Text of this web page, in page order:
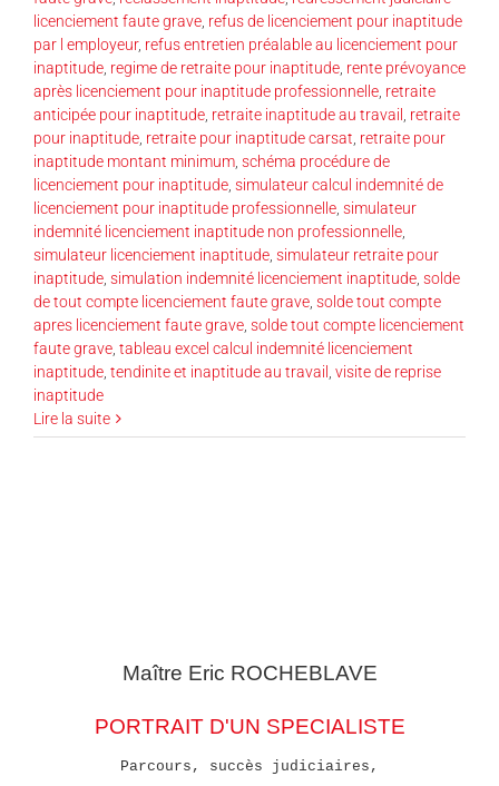
licenciement faute grave refus de licenciement pour inaptitude
par l employeur, refus entretien préalable au licenciement pour
inaptitude regime de retraite pour inaptitude rente prévoyance
après licenciement pour inaptitude professionnelle retraite
anticipée pour inaptitude retraite inaptitude au travail retraite
pour inaptitude retraite pour inaptitude carsat retraite pour
inaptitude montant minimum schéma procédure de
licenciement pour inaptitude simulateur calcul indemnité de
licenciement pour inaptitude professionnelle simulateur
indemnité licenciement inaptitude non professionnelle
simulateur licenciement inaptitude simulateur retraite pour
inaptitude simulation indemnité licenciement inaptitude solde
de tout compte licenciement faute grave solde tout compte
apres licenciement faute grave solde tout compte licenciement
faute grave tableau excel calcul indemnité licenciement
inaptitude tendinite et inaptitude au travail visite de reprise
inaptitude
Lire la suite
Maître Eric ROCHEBLAVE
PORTRAIT D'UN SPECIALISTE
Parcours, succès judiciaires,